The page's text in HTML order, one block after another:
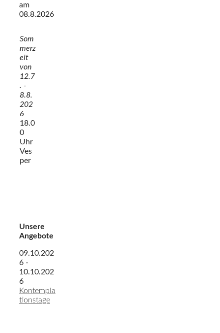
am
08.8.2026
Som
merz
eit
von
12.7
. -
8.8.
202
6
18.0
0
Uhr
Ves
per
Unsere
Angebote
09.10.202
6 -
10.10.202
6
Kontempla
tionstage